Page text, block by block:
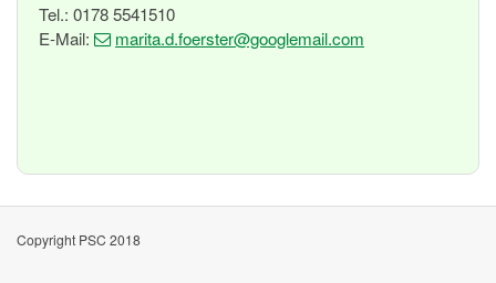
Tel.: 0178 5541510
E-Mail:
marita.d.foerster@googlemail.com
Copyright PSC 2018